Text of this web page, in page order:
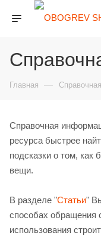
Главная —
Справочная
ресурса быстрее
подсказки о том, как
вещи.
В разделе "Статьи"
способах обращения
использования